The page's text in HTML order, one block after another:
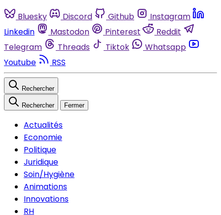
Bluesky Discord Github
Instagram
Linkedin
Mastodon Pinterest
Reddit
Telegram
Threads Tiktok
Whatsapp
Youtube
RSS
Rechercher
Rechercher Fermer
Actualités
Economie
Politique
Juridique
Soin/Hygiène
Animations
Innovations
RH